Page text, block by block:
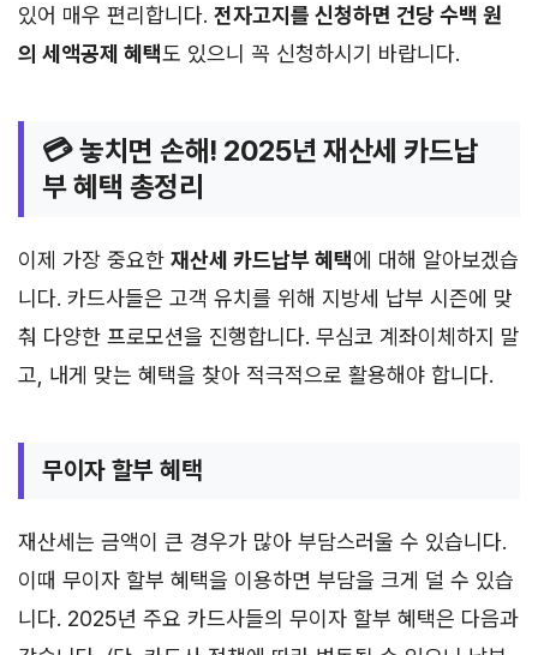
있어 매우 편리합니다. 전자고지를 신청하면 건당 수백 원
의 세액공제 혜택도 있으니 꼭 신청하시기 바랍니다.
💳 놓치면 손해! 2025년 재산세 카드납
부 혜택 총정리
이제 가장 중요한 재산세 카드납부 혜택에 대해 알아보겠습
니다. 카드사들은 고객 유치를 위해 지방세 납부 시즌에 맞
춰 다양한 프로모션을 진행합니다. 무심코 계좌이체하지 말
고, 내게 맞는 혜택을 찾아 적극적으로 활용해야 합니다.
무이자 할부 혜택
재산세는 금액이 큰 경우가 많아 부담스러울 수 있습니다.
이때 무이자 할부 혜택을 이용하면 부담을 크게 덜 수 있습
니다. 2025년 주요 카드사들의 무이자 할부 혜택은 다음과